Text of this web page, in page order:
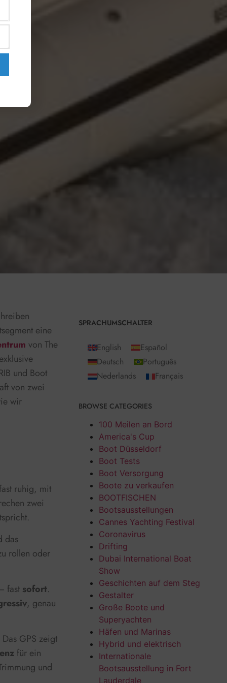
eine
von The
und Boot
von zwei
wir
ruhig, mit
zwei
das
rollen oder
fast sofort.
, genau
GPS zeigt
für ein
und
SPRACHUMSCHALTER
English
Español
Deutsch
Português
Nederlands
Français
BROWSE CATEGORIES
100 Meilen an Bord
America's Cup
Boot Düsseldorf
Boot Tests
Boot Versorgung
Boote zu verkaufen
BOOTFISCHEN
Bootsausstellungen
Cannes Yachting Festival
Coronavirus
Drifting
Dubai International Boat
Show
Geschichten auf dem Steg
Gestalter
Große Boote und
Superyachten
Häfen und Marinas
Hybrid und elektrisch
Internationale
Bootsausstellung in Fort
Lauderdale